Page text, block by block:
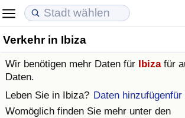
Verkehr in Ibiza
Wir benötigen mehr Daten für Ibizafür
Daten.
Leben Sie in Ibiza? Daten hinzufügenfür
Womöglich finden Sie mehr unter den
Lebenshaltungskosten
Lebenshaltungskosten-Index (aktuell)
Lebenshaltungskosten-Index
Immobilienpreise
Immobilienpreis-Index (aktuell)
Immobilienpreis-Index
Lebensqualität
Lebensqualität-Index
Lebensqualität-Index (aktuell)